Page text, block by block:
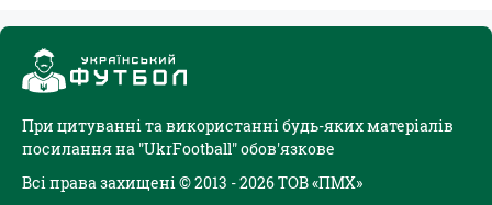
При цитуванні та використанні будь-яких матеріалів
посилання на "UkrFootball" обов'язкове
Всі права захищені © 2013 - 2026 ТОВ «ПМХ»